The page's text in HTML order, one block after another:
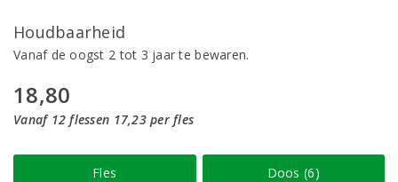
Houdbaarheid
Vanaf de oogst 2 tot 3 jaar te bewaren.
18,80
Vanaf 12 flessen 17,23 per fles
Fles Doos (6)